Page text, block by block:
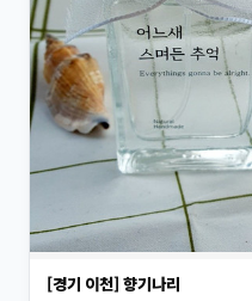
[경기 이천] 향기나리